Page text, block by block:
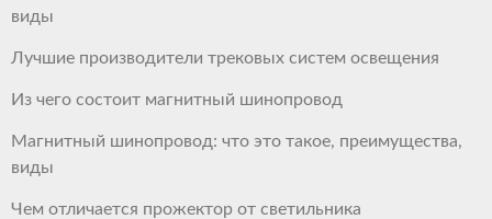
виды
Лучшие производители трековых систем освещения
Из чего состоит магнитный шинопровод
Магнитный шинопровод: что это такое, преимущества,
виды
Чем отличается прожектор от светильника